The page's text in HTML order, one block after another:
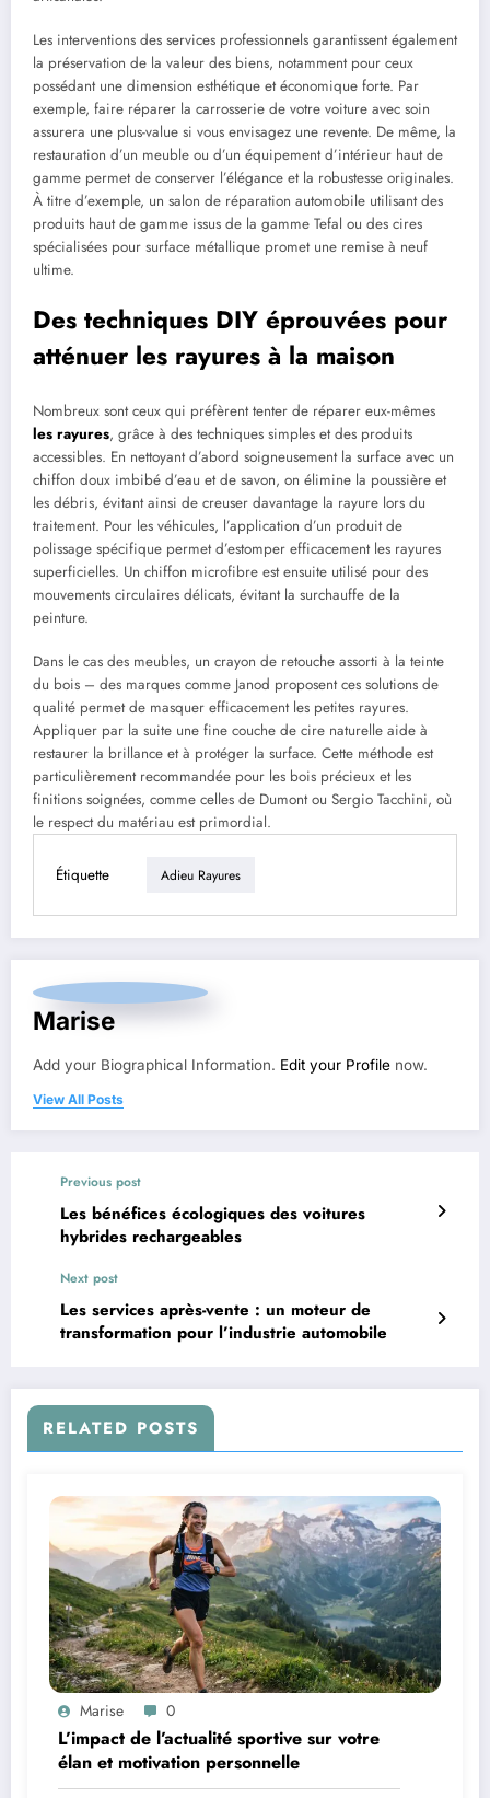
Les interventions des services professionnels garantissent également
la préservation de la valeur des biens, notamment pour ceux
possédant une dimension esthétique et économique forte. Par
exemple, faire réparer la carrosserie de votre voiture avec soin
assurera une plus-value si vous envisagez une revente. De même, la
restauration d’un meuble ou d’un équipement d’intérieur haut de
gamme permet de conserver l’élégance et la robustesse originales.
À titre d’exemple, un salon de réparation automobile utilisant des
produits haut de gamme issus de la gamme Tefal ou des cires
spécialisées pour surface métallique promet une remise à neuf
ultime.
Des techniques DIY éprouvées pour
atténuer les rayures à la maison
Nombreux sont ceux qui préfèrent tenter de réparer eux-mêmes
les rayures, grâce à des techniques simples et des produits
accessibles. En nettoyant d’abord soigneusement la surface avec un
chiffon doux imbibé d’eau et de savon, on élimine la poussière et
les débris, évitant ainsi de creuser davantage la rayure lors du
traitement. Pour les véhicules, l’application d’un produit de
polissage spécifique permet d’estomper efficacement les rayures
superficielles. Un chiffon microfibre est ensuite utilisé pour des
mouvements circulaires délicats, évitant la surchauffe de la
peinture.
Dans le cas des meubles, un crayon de retouche assorti à la teinte
du bois – des marques comme Janod proposent ces solutions de
qualité permet de masquer efficacement les petites rayures.
Appliquer par la suite une fine couche de cire naturelle aide à
restaurer la brillance et à protéger la surface. Cette méthode est
particulièrement recommandée pour les bois précieux et les
finitions soignées, comme celles de Dumont ou Sergio Tacchini, où
le respect du matériau est primordial.
Étiquette Adieu Rayures
Marise
Add your Biographical Information. Edit your Profile now.
View All Posts
Previous post
Les bénéfices écologiques des voitures
hybrides rechargeables
Next post
Les services après-vente : un moteur de
transformation pour l’industrie automobile
RELATED POSTS
Marise 0
L’impact de l’actualité sportive sur votre
élan et motivation personnelle